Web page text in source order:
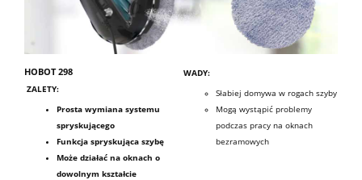
HOBOT 298
ZALETY:
Prosta wymiana systemu
spryskującego
Funkcja spryskująca szybę
Może działać na oknach o
dowolnym kształcie
WADY:
Słabiej domywa w rogach szyby
Mogą wystąpić problemy
podczas pracy na oknach
bezramowych